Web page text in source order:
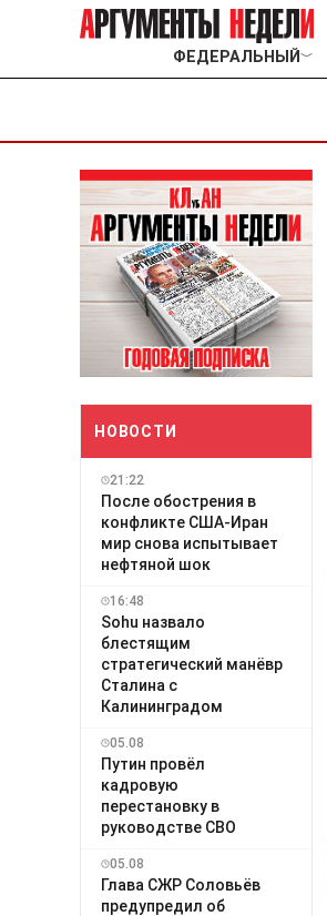
ФЕДЕРАЛЬНЫЙ ﹀
НОВОСТИ
21:22
После обострения в
конфликте США-Иран
мир снова испытывает
нефтяной шок
16:48
Sohu назвало
блестящим
стратегический манёвр
Сталина с
Калининградом
05.08
Путин провёл
кадровую
перестановку в
руководстве СВО
05.08
Глава СЖР Соловьёв
предупредил об